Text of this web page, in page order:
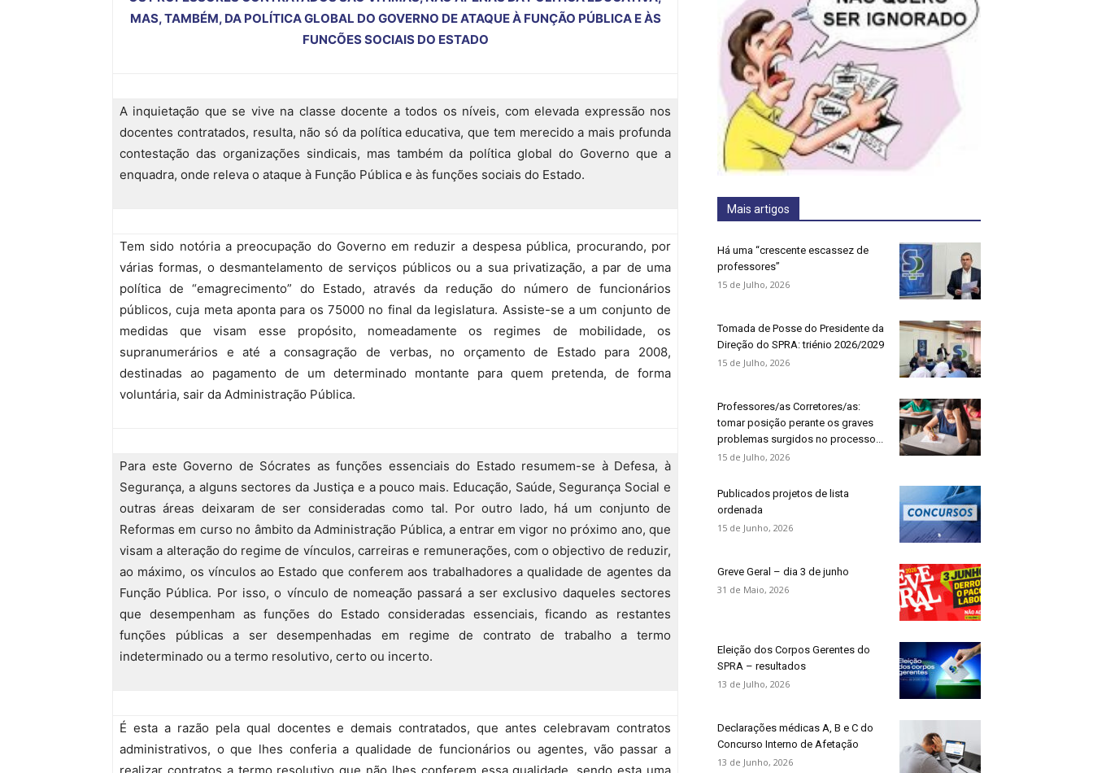
MAS, TAMBÉM, DA POLÍTICA GLOBAL DO GOVERNO DE ATAQUE À FUNÇÃO PÚBLICA EÀS
FUNCÕES SOCIAIS DO ESTADO
A inquietação que se vive na classe docente a todos os níveis, com elevada expressão nos
docentes contratados, resulta, não só da política educativa, que tem merecido a mais profunda
contestação das organizações sindicais, mas também da política global do Governo que a
enquadra, onde releva o ataque à Função Pública e às funções sociais do Estado.
Tem sido notória a preocupação do Governo em reduzir a despesa pública, procurando, por
várias formas, o desmantelamento de serviços públicos ou a sua privatização, a par de uma
política de “emagrecimento” do Estado, através da redução do número de funcionários
públicos, cuja meta aponta para os 75000 no final da legislatura. Assiste-se a um conjunto de
medidas que visam esse propósito, nomeadamente os regimes de mobilidade, os
supranumerários e até a consagração de verbas, no orçamento de Estado para 2008,
destinadas ao pagamento de um determinado montante para quem pretenda, de forma
voluntária, sair da Administração Pública.
Para este Governo de Sócrates as funções essenciais do Estado resumem-se à Defesa, à
Segurança, a alguns sectores da Justiça e a pouco mais. Educação, Saúde, Segurança Social e
outras áreas deixaram de ser consideradas como tal. Por outro lado, há um conjunto de
Reformas em curso no âmbito da Administração Pública, a entrar em vigor no próximo ano, que
visam a alteração do regime de vínculos, carreiras e remunerações, com o objectivo de reduzir,
ao máximo, os vínculos ao Estado que conferem aos trabalhadores a qualidade de agentes da
Função Pública. Por isso, o vínculo de nomeação passará a ser exclusivo daqueles sectores
que desempenham as funções do Estado consideradas essenciais, ficando as restantes
funções públicas a ser desempenhadas em regime de contrato de trabalho a termo
indeterminado ou a termo resolutivo, certo ou incerto.
É esta a razão pela qual docentes e demais contratados, que antes celebravam contratos
administrativos, o que lhes conferia a qualidade de funcionários ou agentes, vão passar a
Mais artigos
Há uma “crescente escassez de
professores”
15 de Julho, 2026
Tomada de Posse do Presidente da
Direção do SPRA: triénio 2026/2029
15 de Julho, 2026
Professores/as Corretores/as:
tomar posição perante os graves
problemas surgidos no processo...
15 de Julho, 2026
Publicados projetos de lista
ordenada
15 de Junho, 2026
Greve Geral – dia 3 de junho
31 de Maio, 2026
Eleição dos Corpos Gerentes do
SPRA – resultados
13 de Julho, 2026
Declarações médicas A, B e C do
Concurso Interno de Afetação
13 de Junho, 2026